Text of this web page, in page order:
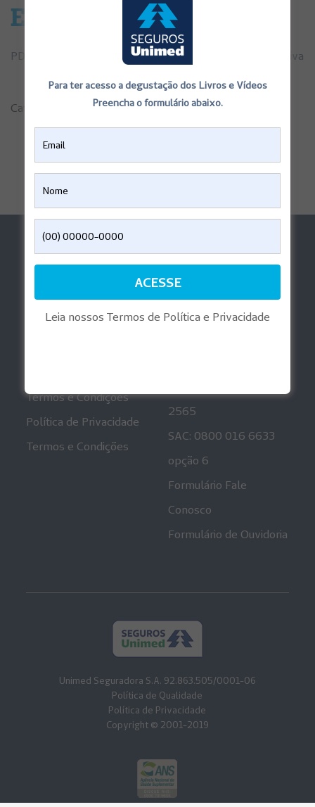
Endoscopia Digestiva
PDF de Consentimentos Informados Endoscopia Digestiva
Categorias: Consentimentos Informados,Saúde
Ajuda
Perguntas Frequentes
Regulatórias
Reembolso Digital
Playlist Gravidez
Termos e Condições
Política de Privacidade
Termos e Condições
2565
SAC: 0800 016 6633
opção 6
Formulário Fale
Conosco
Formulário de Ouvidoria
Unimed Seguradora S.A. 92.863.505/0001-06
Política de Qualidade
Política de Privacidade
Copyright © 2001-2019
Para ter acesso a degustação dos Livros e Vídeos
Preencha o formulário abaixo.
Leia nossos Termos de Política e Privacidade